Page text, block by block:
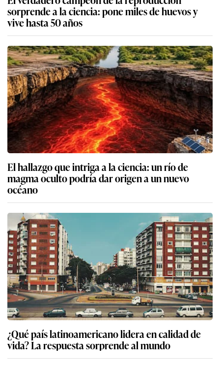
sorprende a la ciencia: pone miles de huevos y
vive hasta 50 años
El hallazgo que intriga a la ciencia: un río de
magma oculto podría dar origen a un nuevo
océano
¿Qué país latinoamericano lidera en calidad de
vida? La respuesta sorprende al mundo